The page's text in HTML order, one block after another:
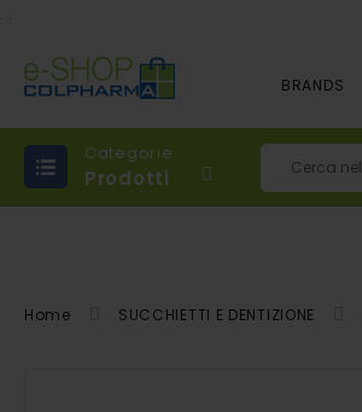
. .
BRANDS
Categorie
Prodotti Cerca
Home SUCCHIETTI E DENTIZIONE